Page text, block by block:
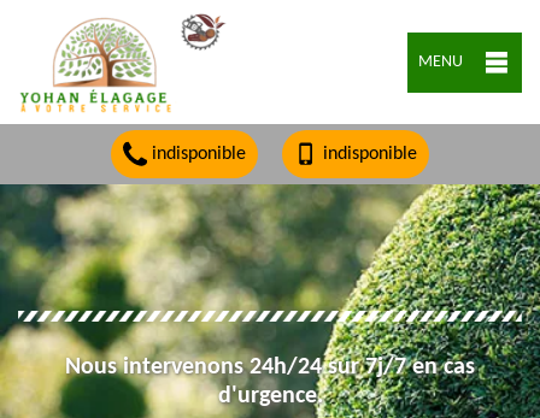
MENU
indisponible indisponible
Nous intervenons 24h/24 sur 7j/7 en cas
d'urgence.